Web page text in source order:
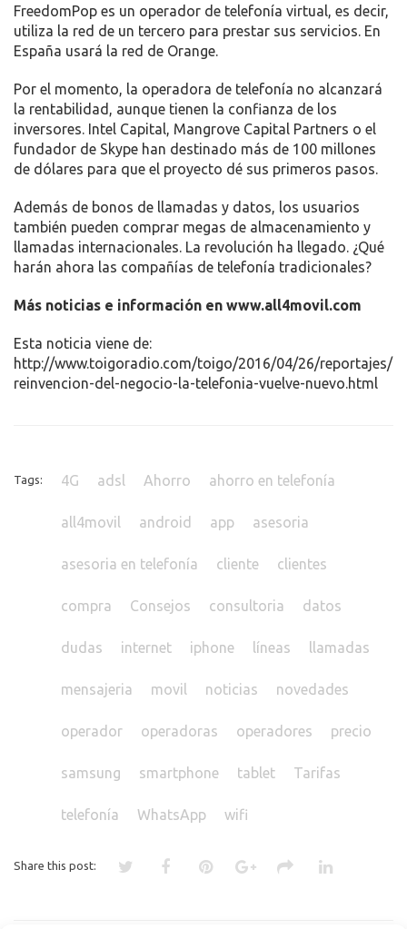
FreedomPop es un operador de telefonía virtual, es decir,
utiliza la red de un tercero para prestar sus servicios. En
España usará la red de Orange.
Por el momento, la operadora de telefonía no alcanzará
la rentabilidad, aunque tienen la confianza de los
inversores. Intel Capital, Mangrove Capital Partners o el
fundador de Skype han destinado más de 100 millones
de dólares para que el proyecto dé sus primeros pasos.
Además de bonos de llamadas y datos, los usuarios
también pueden comprar megas de almacenamiento y
llamadas internacionales. La revolución ha llegado. ¿Qué
harán ahora las compañías de telefonía tradicionales?
Más noticias e información en www.all4movil.com
Esta noticia viene de:
http://www.toigoradio.com/toigo/2016/04/26/reportajes/
reinvencion-del-negocio-la-telefonia-vuelve-nuevo.html
Tags: 4G adsl Ahorro ahorro en telefonía
all4movil android app asesoria
asesoria en telefonía cliente clientes
compra Consejos consultoria datos
dudas internet iphone líneas llamadas
mensajeria movil noticias novedades
operador operadoras operadores precio
samsung smartphone tablet Tarifas
telefonía WhatsApp wifi
Share this post: